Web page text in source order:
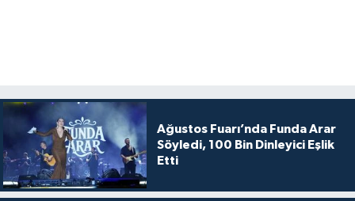
Ağustos Fuarı’nda Funda Arar
Söyledi, 100 Bin Dinleyici Eşlik
Etti